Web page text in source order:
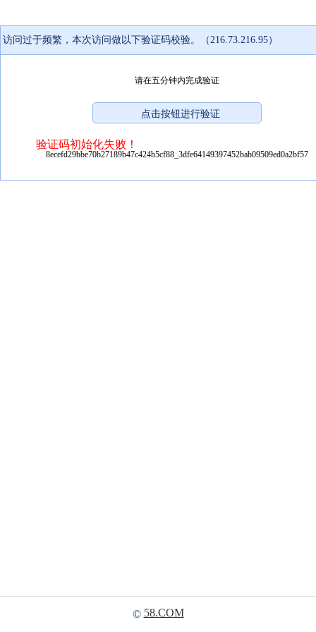
访问过于频繁，本次访问做以下验证码校验。（216.73.216.95）
请在五分钟内完成验证
验证码初始化失败！
8ecefd29bbe70b27189b47c424b5cf88_3dfe64149397452bab09509ed0a2bf57
© 58.COM